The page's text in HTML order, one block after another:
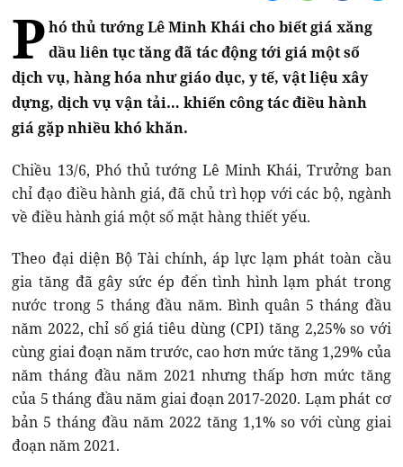
P hó thủ tướng Lê Minh Khái cho biết giá xăng
dầu liên tục tăng đã tác động tới giá một số
dịch vụ, hàng hóa như giáo dục, y tế, vật liệu xây
dựng, dịch vụ vận tải… khiến công tác điều hành
giá gặp nhiều khó khăn.
Chiều 13/6, Phó thủ tướng Lê Minh Khái, Trưởng ban
chỉ đạo điều hành giá, đã chủ trì họp với các bộ, ngành
về điều hành giá một số mặt hàng thiết yếu.
Theo đại diện Bộ Tài chính, áp lực lạm phát toàn cầu
gia tăng đã gây sức ép đến tình hình lạm phát trong
nước trong 5 tháng đầu năm. Bình quân 5 tháng đầu
năm 2022, chỉ số giá tiêu dùng (CPI) tăng 2,25% so với
cùng giai đoạn năm trước, cao hơn mức tăng 1,29% của
năm tháng đầu năm 2021 nhưng thấp hơn mức tăng
của 5 tháng đầu năm giai đoạn 2017-2020. Lạm phát cơ
bản 5 tháng đầu năm 2022 tăng 1,1% so với cùng giai
đoạn năm 2021.